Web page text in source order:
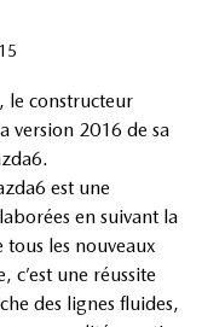
le constructeur
version 2016 de sa
est une
en suivant la
les nouveaux
c’est une réussite
des lignes fluides,